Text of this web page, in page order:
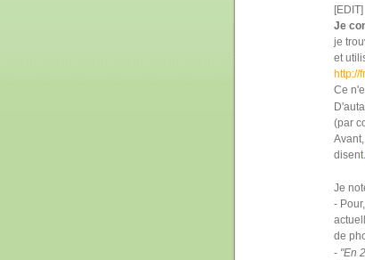
[EDIT]
Je
je
et
http://
Ce
(par
disent.
Je
-
de
- "En